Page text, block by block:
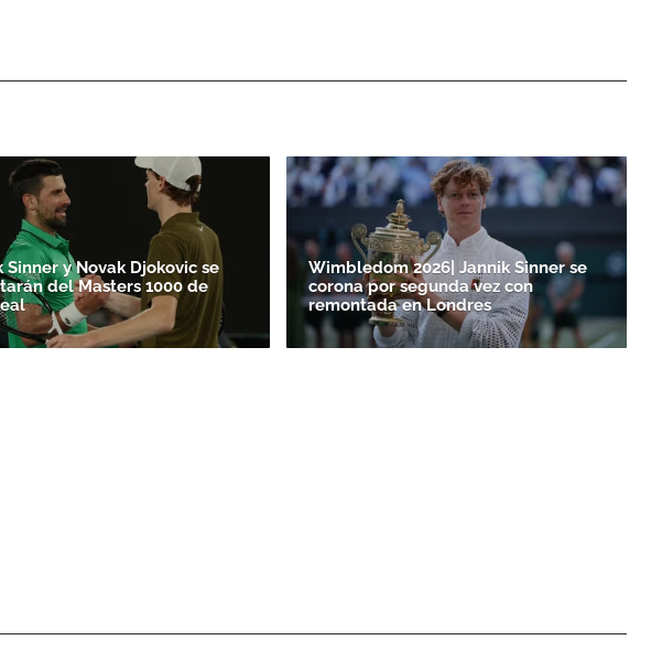
Sinner y Novak Djokovic se
del Masters 1000 de
Wimbledom 2026| Jannik Sinner se
corona por segunda vez con
remontada en Londres